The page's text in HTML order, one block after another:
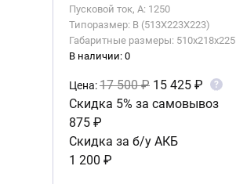
Пусковой ток, А: 1250
Типоразмер: B (513X223X223)
Габаритные размеры: 510x218x225
В наличии: 0
Цена:17 500 ₽ 15 425 ₽ ?
Скидка 5% за самовывоз
875 ₽
Скидка за б/у АКБ
1 200 ₽